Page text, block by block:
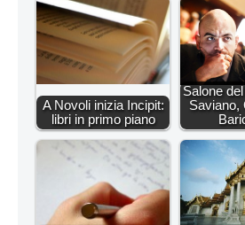
A Novoli inizia Incipit:
libri in primo piano
Salone
Saviano,